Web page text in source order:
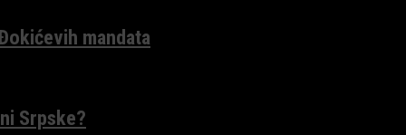
mandata
Srpske?